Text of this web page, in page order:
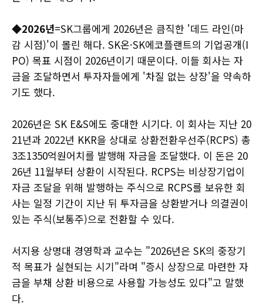
◆2026년=SK그룹에게 2026년은 큼직한 '데드 라인(마
감 시점)'이 몰린 해다. SK온·SK에코플랜트의 기업공개(I
PO) 목표 시점이 2026년이기 때문이다. 이들 회사는 자
금을 조달하면서 투자자들에게 '차질 없는 상장'을 약속하
기도 했다.
2026년은 SK E&S에도 중대한 시기다. 이 회사는 지난 20
21년과 2022년 KKR을 상대로 상환전환우선주(RCPS) 총
3조1350억원어치를 발행해 자금을 조달했다. 이 돈은 20
26년 11월부터 상환이 시작된다. RCPS는 비상장기업이
자금 조달을 위해 발행하는 주식으로 RCPS를 보유한 회
사는 일정 기간이 지난 뒤 투자금을 상환받거나 의결권이
있는 주식(보통주)으로 전환할 수 있다.
서지용 상명대 경영학과 교수는 "2026년은 SK의 중장기
적 목표가 실현되는 시기"라며 "증시 상장으로 마련한 자
금을 부채 상환 비용으로 사용할 가능성도 있다"고 말했
다.